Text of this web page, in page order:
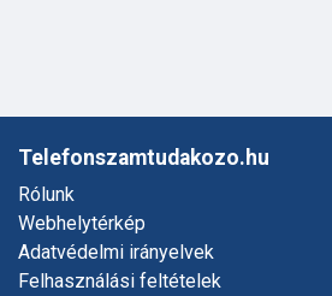
Telefonszamtudakozo.hu
Rólunk
Webhelytérkép
Adatvédelmi irányelvek
Felhasználási feltételek